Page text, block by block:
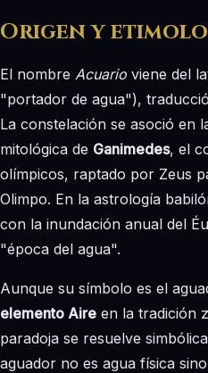
Origen y
El nombre Acuario viene del
"portador de agua"),
La constelación se asoció en
mitológica de Ganimedes, el
olímpicos, raptado por Zeus
Olimpo. En la astrología
con la inundación anual del
"época del agua".
Aunque su símbolo es el
elemento Aire en la tradición
paradoja se resuelve
aguador no es agua física sino